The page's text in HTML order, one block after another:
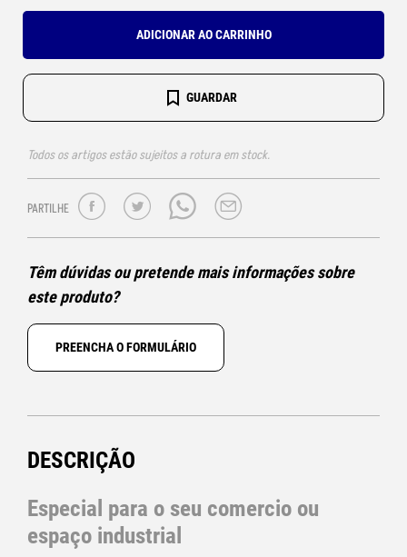
ADICIONAR AO CARRINHO
GUARDAR
Todos os artigos estão sujeitos a rotura em stock.
PARTILHE
Têm dúvidas ou pretende mais informações sobre
este produto?
PREENCHA O FORMULÁRIO
DESCRIÇÃO
Especial para o seu comercio ou
espaço industrial